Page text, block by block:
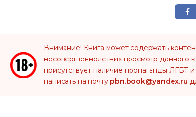
Внимание! Книга может содержать
несовершеннолетних просмотр данного
присутствует наличие пропаганды ЛГБТ
написать на почту pbn.book@yandex.ru